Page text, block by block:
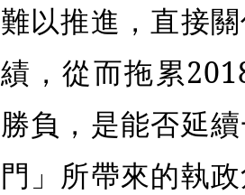
難以推進，直接
績，從而拖累
勝負，是能否延
門」所帶來的執